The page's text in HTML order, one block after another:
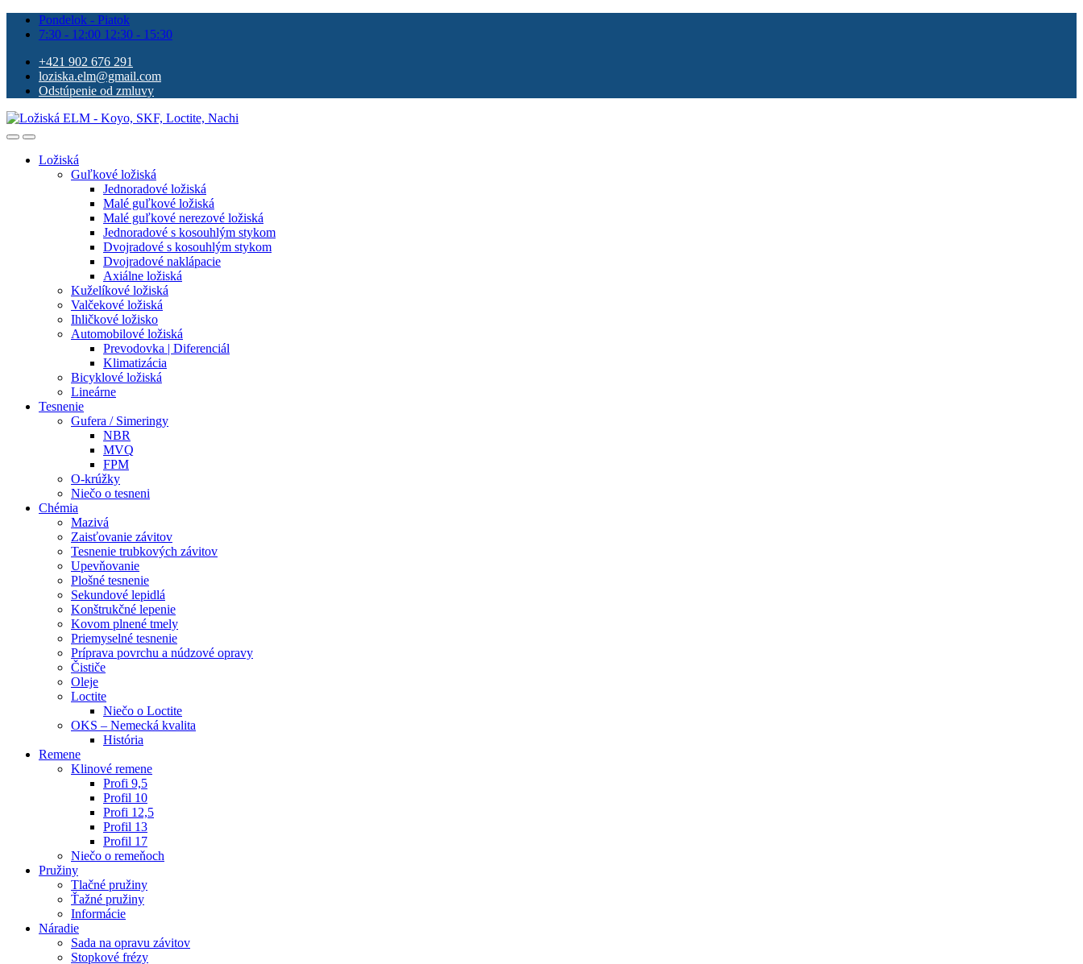
Pondelok - Piatok
7:30 - 12:00 12:30 - 15:30
+421 902 676 291
loziska.elm@gmail.com
Odstúpenie od zmluvy
Ložiská
Guľkové ložiská
Jednoradové ložiská
Malé guľkové ložiská
Malé guľkové nerezové ložiská
Jednoradové s kosouhlým stykom
Dvojradové s kosouhlým stykom
Dvojradové naklápacie
Axiálne ložiská
Kuželíkové ložiská
Valčekové ložiská
Ihličkové ložisko
Automobilové ložiská
Prevodovka | Diferenciál
Klimatizácia
Bicyklové ložiská
Lineárne
Tesnenie
Gufera / Simeringy
NBR
MVQ
FPM
O-krúžky
Niečo o tesneni
Chémia
Mazivá
Zaisťovanie závitov
Tesnenie trubkových závitov
Upevňovanie
Plošné tesnenie
Sekundové lepidlá
Konštrukčné lepenie
Kovom plnené tmely
Priemyselné tesnenie
Príprava povrchu a núdzové opravy
Čističe
Oleje
Loctite
Niečo o Loctite
OKS – Nemecká kvalita
História
Remene
Klinové remene
Profi 9,5
Profil 10
Profi 12,5
Profil 13
Profil 17
Niečo o remeňoch
Pružiny
Tlačné pružiny
Ťažné pružiny
Informácie
Náradie
Sada na opravu závitov
Stopkové frézy